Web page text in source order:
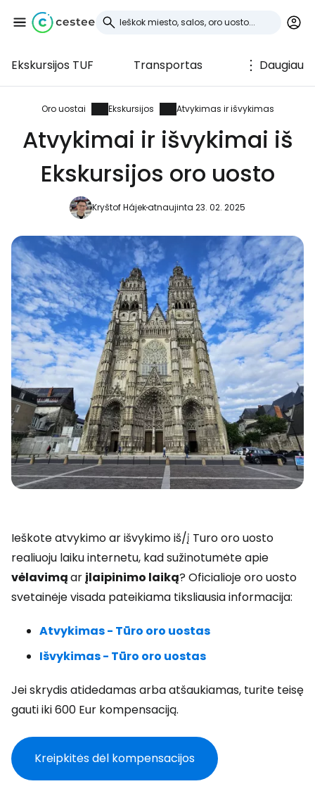
Ekskursijos TUF Transportas Daugiau
Oro uostai Ekskursijos Atvykimas ir išvykimas
Atvykimai ir išvykimai iš
Ekskursijos oro uosto
Kryštof Hájekatnaujinta 23. 02. 2025
Ieškote atvykimo ar išvykimo iš/į Turo oro uosto
realiuoju laiku internetu, kad sužinotumėte apie
vėlavimąarįlaipinimo laiką? Oficialioje oro uosto
svetainėje visada pateikiama tiksliausia informacija:
Atvykimas - Tūro oro uostas
Išvykimas - Tūro oro uostas
Jei skrydis atidedamas arba atšaukiamas, turite teisę
gauti iki 600 Eur kompensaciją.
Kreipkitės dėl kompensacijos
Prisijunkite prie
Cestee
... pasaulinė kelionių bendruomenė
Tęsti su Google
Tęsti su Facebook
Tęsti el. paštu